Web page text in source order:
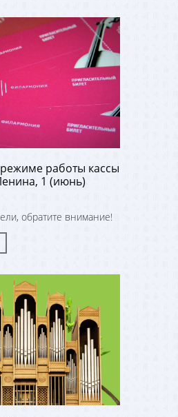
работы кассы
1 (июнь)
обратите внимание!